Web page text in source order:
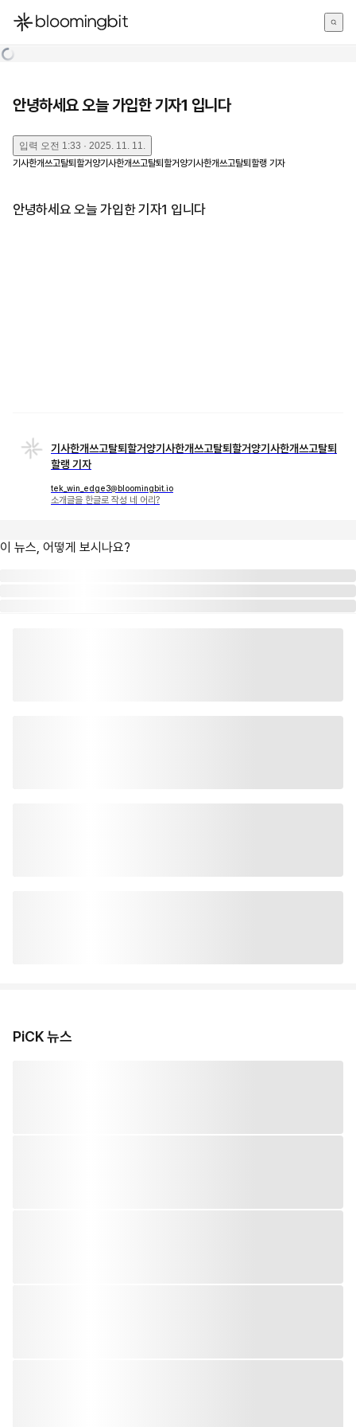
한국어
안녕하세요 오늘 가입한 기자1 입니다
입력 오전 1:33 · 2025. 11. 11.
기사한개쓰고탈퇴할거양기사한개쓰고탈퇴할거양기사한개쓰고탈퇴할랭 기자
안녕하세요 오늘 가입한 기자1 입니다
기사한개쓰고탈퇴할거양기사한개쓰고탈퇴할거양기사한개쓰고탈퇴
할랭 기자
tek_win_edge3@bloomingbit.io
소개글을 한글로 작성 네 어리?
이 뉴스, 어떻게 보시나요?
PiCK 뉴스